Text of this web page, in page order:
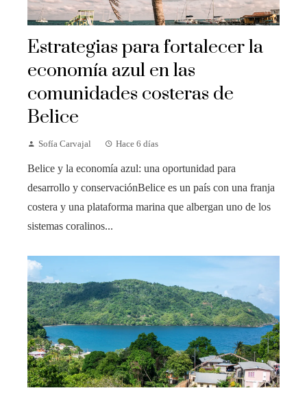
Estrategias para fortalecer la
economía azul en las
comunidades costeras de
Belice
Sofía Carvajal Hace 6 días
Belice y la economía azul: una oportunidad para
desarrollo y conservaciónBelice es un país con una franja
costera y una plataforma marina que albergan uno de los
sistemas coralinos...